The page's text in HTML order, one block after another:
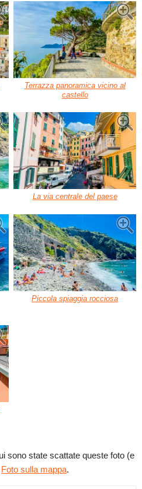
Terrazza panoramica vicino al
castello
La via centrale del paese
Piccola spiaggia rocciosa
sono state scattate queste foto (e
Foto sulla mappa.